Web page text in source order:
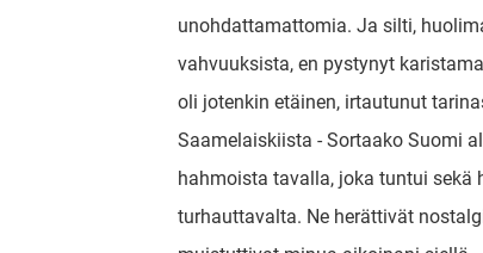
unohdattamattomia. Ja silti,
vahvuuksista, en pystynyt
oli jotenkin etäinen, irtautunut
Saamelaiskiista - Sortaako Suomi
hahmoista tavalla, joka tuntui sekä
turhauttavalta. Ne herättivät